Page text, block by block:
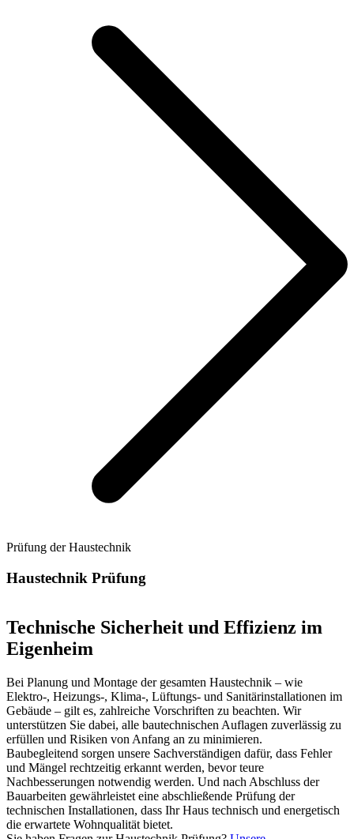
Prüfung der Haustechnik
Haustechnik Prüfung
Technische Sicherheit und Effizienz im
Eigenheim
Bei Planung und Montage der gesamten Haustechnik – wie
Elektro-, Heizungs-, Klima-, Lüftungs- und Sanitärinstallationen im
Gebäude – gilt es, zahlreiche Vorschriften zu beachten. Wir
unterstützen Sie dabei, alle bautechnischen Auflagen zuverlässig zu
erfüllen und Risiken von Anfang an zu minimieren.
Baubegleitend sorgen unsere Sachverständigen dafür, dass Fehler
und Mängel rechtzeitig erkannt werden, bevor teure
Nachbesserungen notwendig werden. Und nach Abschluss der
Bauarbeiten gewährleistet eine abschließende Prüfung der
technischen Installationen, dass Ihr Haus technisch und energetisch
die erwartete Wohnqualität bietet.